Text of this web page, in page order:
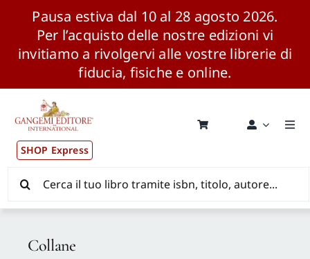
Pausa estiva dal 10 al 28 agosto 2026.
Per l’acquisto delle nostre edizioni vi
invitiamo a rivolgervi alle vostre librerie di
fiducia, fisiche e online.
contenuto
SHOP Express
Pubblicazioni
News ed Eventi
Distribuzione Wolrdwide
per:
Collane